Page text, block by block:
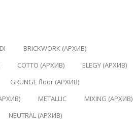
BRICKWORK (АРХИВ)
COTTO (АРХИВ)
ELEGY (АРХИВ)
GRUNGE floor (АРХИВ)
METALLIC
MIXING (АРХИВ)
NEUTRAL (АРХИВ)